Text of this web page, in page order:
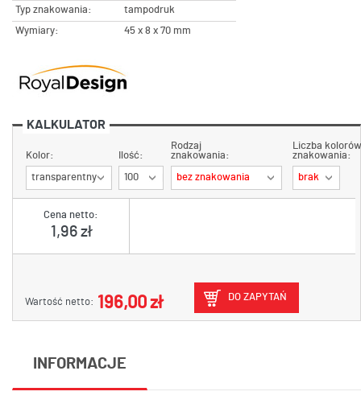
Typ znakowania:
tampodruk
Wymiary:
45 x 8 x 70 mm
KALKULATOR
Cena netto:
1,96 zł
Wartość netto: 196,00 zł DO ZAPYTAŃ
Kolor:
transparentny
Ilość:
100
Rodzaj
znakowania:
bez znakowania
Liczba kolorów
znakowania:
brak
INFORMACJE